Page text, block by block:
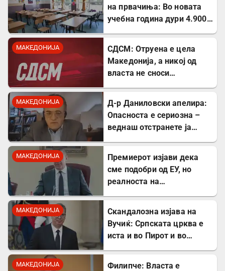
на првачиња: Во новата
учебна година дури 4.900
МАКЕДОНИЈА
СДСМ: Отруена е цела
Македонија, а никој од
власта не сноси
МАКЕДОНИЈА
Д-р Даниловски апелира:
Опасноста е сериозна –
веднаш отстранете ја
западнонилска треска!
МАКЕДОНИЈА
Премиерот изјави дека
сме подобри од ЕУ, но
реалноста на
МАКЕДОНИЈА
Скандалозна изјава на
Вучиќ: Српската црква е
иста и во Пирот и во
МАКЕДОНИЈА
Филипче: Власта е